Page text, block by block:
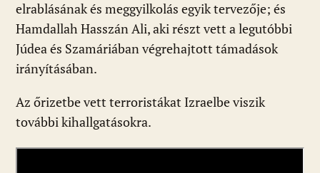
elrablásának és meggyilkolás egyik tervezője; és
Hamdallah Hasszán Ali, aki részt vett a legutóbbi
Júdea és Szamáriában végrehajtott támadások
irányításában.
Az őrizetbe vett terroristákat Izraelbe viszik
további kihallgatásokra.